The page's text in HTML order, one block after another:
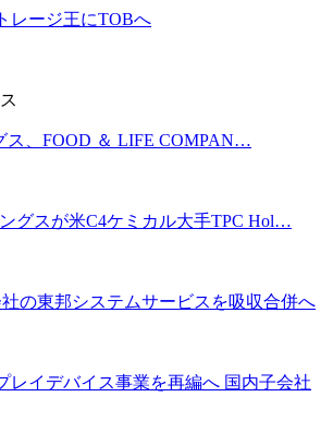
レージ王にTOBへ
ス、FOOD ＆ LIFE COMPAN…
グスが米C4ケミカル大手TPC Hol…
の東邦システムサービスを吸収合併へ
レイデバイス事業を再編へ 国内子会社